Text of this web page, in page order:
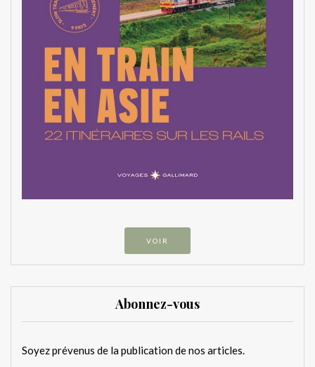
VOIR
Abonnez-vous
Soyez prévenus de la publication de nos articles.